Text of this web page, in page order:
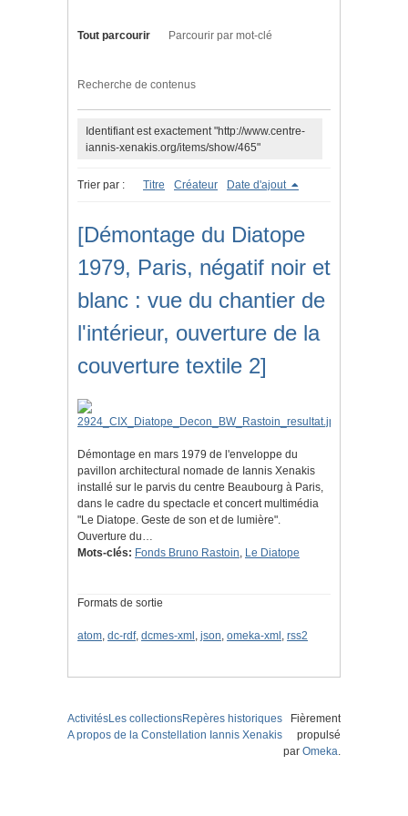
Tout parcourir Parcourir par mot-clé
Recherche de contenus
Identifiant est exactement "http://www.centre-
iannis-xenakis.org/items/show/465"
Trier par : Titre Créateur Date d'ajout
[Démontage du Diatope
1979, Paris, négatif noir et
blanc : vue du chantier de
l'intérieur, ouverture de la
couverture textile 2]
Démontage en mars 1979 de l'enveloppe du
pavillon architectural nomade de Iannis Xenakis
installé sur le parvis du centre Beaubourg à Paris,
dans le cadre du spectacle et concert multimédia
"Le Diatope. Geste de son et de lumière".
Ouverture du…
Mots-clés: Fonds Bruno Rastoin, Le Diatope
Formats de sortie
atom, dc-rdf, dcmes-xml , json, omeka-xml , rss2
ActivitésLes collectionsRepères historiques
A propos de la Constellation Iannis Xenakis
Fièrement
propulsé
par Omeka.